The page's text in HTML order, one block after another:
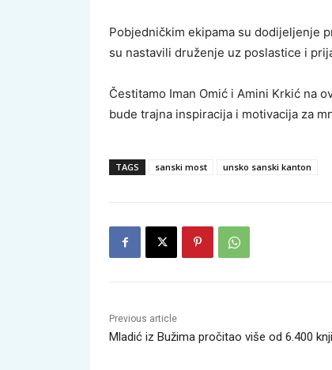
Pobjedničkim ekipama su dodijeljenje
su nastavili druženje uz poslastice i
Čestitamo Iman Omić i Amini Krkić na
bude trajna inspiracija i motivacija za
TAGS sanski most unsko sanski kanton
Previous article
Mladić iz Bužima pročitao više od 6.400